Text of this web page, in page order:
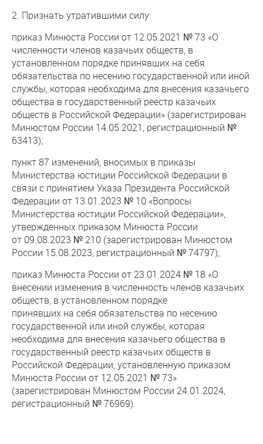
2. Признать утратившими силу:
приказ Минюста России от 12.05.2021 № 73 «О
численности членов казачьих обществ, в
установленном порядке принявших на себя
обязательства по несению государственной или иной
службы, которая необходима для внесения казачьего
общества в государственный реестр казачьих
обществ в Российской Федерации» (зарегистрирован
Минюстом России 14.05.2021, регистрационный №
63413);
пункт 87 изменений, вносимых в приказы
Министерства юстиции Российской Федерации в
связи с принятием Указа Президента Российской
Федерации от 13.01.2023 № 10 «Вопросы
Министерства юстиции Российской Федерации»,
утвержденных приказом Минюста России
от 09.08.2023 № 210 (зарегистрирован Минюстом
России 15.08.2023, регистрационный № 74797);
приказ Минюста России от 23.01.2024 № 18 «О
внесении изменения в численность членов казачьих
обществ, в установленном порядке
принявших на себя обязательства по несению
государственной или иной службы, которая
необходима для внесения казачьего общества в
государственный реестр казачьих обществ в
Российской Федерации, установленную приказом
Минюста России от 12.05.2021 № 73»
(зарегистрирован Минюстом России 24.01.2024,
регистрационный № 76969).